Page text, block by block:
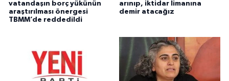
vatandaşın borç yükünün
araştırılması önergesi
TBMM’de reddedildi
arınıp, iktidar limanına
demir atacağız